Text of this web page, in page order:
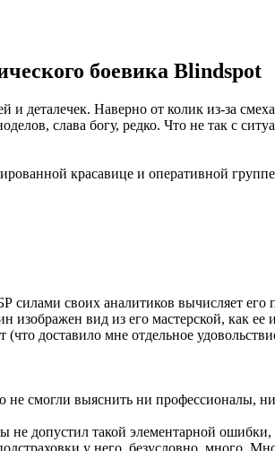
боевика Blindspot
деталечек. Наверно от колик из-за
слава богу, редко. Что не так с
красавице и оперативной
своих аналитиков вычисляет
изображен вид из его мастерской, как
доставило мне отдельное
не смогли выяснить ни профессионалы,
допустил такой элементарной
у него, безусловно, много.